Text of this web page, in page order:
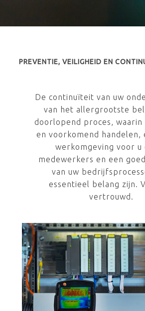
PREVENTIE, VEILIGHEID EN
De continuïteit van uw
van het allergrootste
doorlopend proces,
en voorkomend handelen,
werkomgeving voor u
medewerkers en een
van uw
essentieel belang zijn.
vertrouwd.